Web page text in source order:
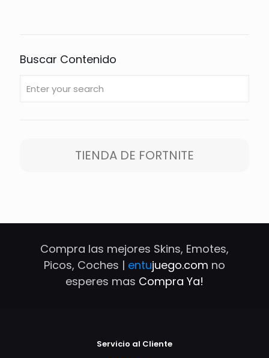
Buscar Contenido
TIENDA DE FORTNITE
Compra las mejores Skins, Emotes,
Picos, Coches | entujuego.com no
esperes mas Compra Ya!
Servicio al Cliente